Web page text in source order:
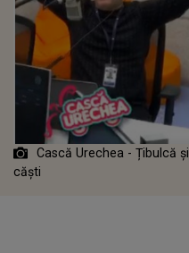
Cască Urechea - Țibulcă
căști